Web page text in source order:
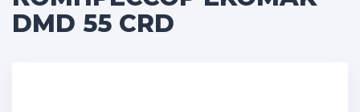
DMD 55 CRD